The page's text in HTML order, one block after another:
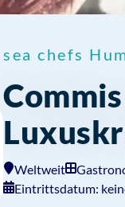
sea chefs
Weltweit
Eintrittsdatum: